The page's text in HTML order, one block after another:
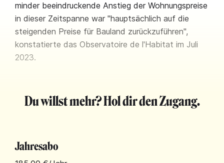
minder beeindruckende Anstieg der Wohnungspreise
in dieser Zeitspanne war "hauptsächlich auf die
steigenden Preise für Bauland zurückzuführen",
konstatierte das Observatoire de l'Habitat im Juli
2023.
Du willst mehr? Hol dir den Zugang.
Jahresabo